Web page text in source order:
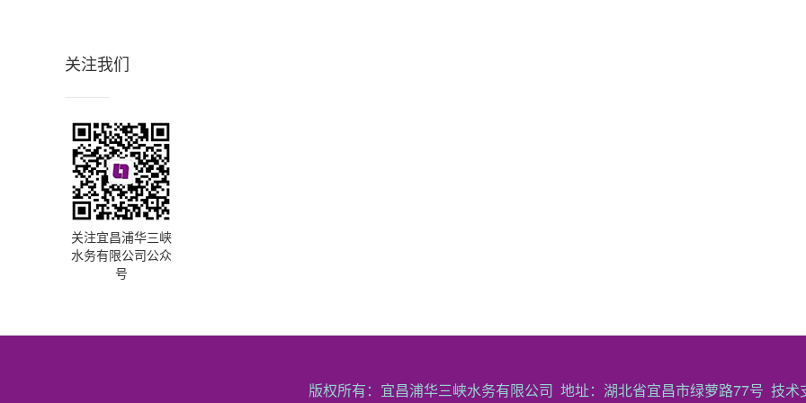
关注我们
关注宜昌浦华三峡
水务有限公司公众
号
版权所有：宜昌浦华三峡水务有限公司 地址：湖北省宜昌市绿萝路77号 技术